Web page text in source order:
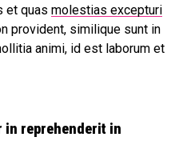
et quas molestias excepturi
provident, similique sunt in
animi, id est laborum et
in reprehenderit in